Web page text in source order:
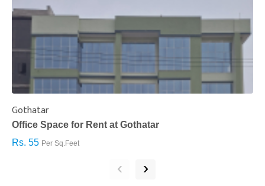
Gothatar
Office Space for Rent at Gothatar
Rs. 55 Per Sq.Feet
‹ ›